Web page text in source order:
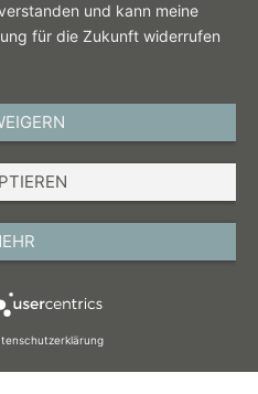
und kann meine
für die Zukunft widerrufen